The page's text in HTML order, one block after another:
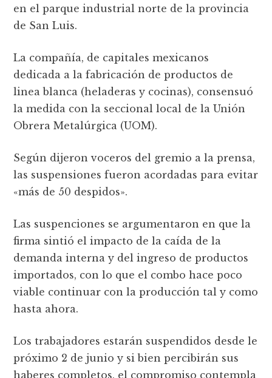
en el parque industrial norte de la provincia
de San Luis.
La compañía, de capitales mexicanos
dedicada a la fabricación de productos de
linea blanca (heladeras y cocinas), consensuó
la medida con la seccional local de la Unión
Obrera Metalúrgica (UOM).
Según dijeron voceros del gremio a la prensa,
las suspensiones fueron acordadas para evitar
«más de 50 despidos».
Las suspenciones se argumentaron en que la
firma sintió el impacto de la caída de la
demanda interna y del ingreso de productos
importados, con lo que el combo hace poco
viable continuar con la producción tal y como
hasta ahora.
Los trabajadores estarán suspendidos desde le
próximo 2 de junio y si bien percibirán sus
haberes completos, el compromiso contempla